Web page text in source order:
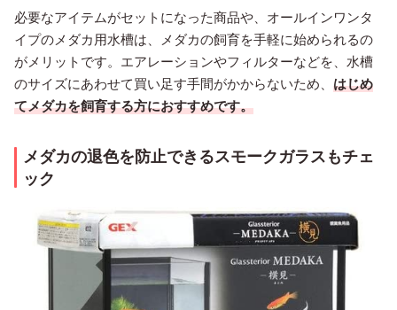
必要なアイテムがセットになった商品や、オールインワンタ
イプのメダカ用水槽は、メダカの飼育を手軽に始められるの
がメリットです。エアレーションやフィルターなどを、水槽
のサイズにあわせて買い足す手間がかからないため、 はじめ
てメダカを飼育する方におすすめです。
メダカの退色を防止できるスモークガラスもチェ
ック